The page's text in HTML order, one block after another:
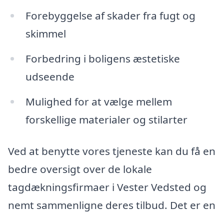
Forebyggelse af skader fra fugt og
skimmel
Forbedring i boligens æstetiske
udseende
Mulighed for at vælge mellem
forskellige materialer og stilarter
Ved at benytte vores tjeneste kan du få en
bedre oversigt over de lokale
tagdækningsfirmaer i Vester Vedsted og
nemt sammenligne deres tilbud. Det er en